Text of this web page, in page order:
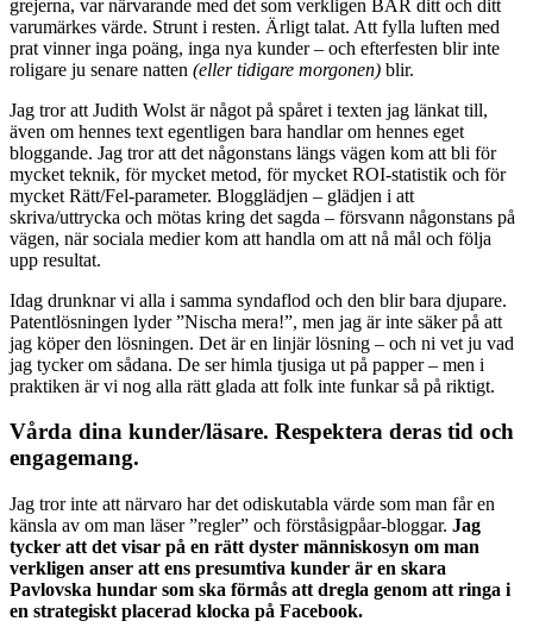
grejerna, var närvarande med det som verkligen BÄR ditt och ditt
varumärkes värde. Strunt i resten. Ärligt talat. Att fylla luften med
prat vinner inga poäng, inga nya kunder – och efterfesten blir inte
roligare ju senare natten (eller tidigare morgonen) blir.
Jag tror att Judith Wolst är något på spåret i texten jag länkat till,
även om hennes text egentligen bara handlar om hennes eget
bloggande. Jag tror att det någonstans längs vägen kom att bli för
mycket teknik, för mycket metod, för mycket ROI-statistik och för
mycket Rätt/Fel-parameter. Blogglädjen – glädjen i att
skriva/uttrycka och mötas kring det sagda – försvann någonstans på
vägen, när sociala medier kom att handla om att nå mål och följa
upp resultat.
Idag drunknar vi alla i samma syndaflod och den blir bara djupare.
Patentlösningen lyder ”Nischa mera!”, men jag är inte säker på att
jag köper den lösningen. Det är en linjär lösning – och ni vet ju vad
jag tycker om sådana. De ser himla tjusiga ut på papper – men i
praktiken är vi nog alla rätt glada att folk inte funkar så på riktigt.
Vårda dina kunder/läsare. Respektera deras tid och
engagemang.
Jag tror inte att närvaro har det odiskutabla värde som man får en
känsla av om man läser ”regler” och förståsigpåar-bloggar. Jag
tycker att det visar på en rätt dyster människosyn om man
verkligen anser att ens presumtiva kunder är en skara
Pavlovska hundar som ska förmås att dregla genom att ringa i
en strategiskt placerad klocka på Facebook.